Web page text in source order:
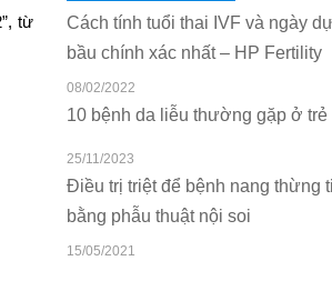
từ
Cách tính tuổi thai IVF và ngày
bầu chính xác nhất – HP Fertility
08/02/2022
10 bệnh da liễu thường gặp ở trẻ
25/11/2023
Điều trị triệt để bệnh nang thừng
bằng phẫu thuật nội soi
15/05/2021